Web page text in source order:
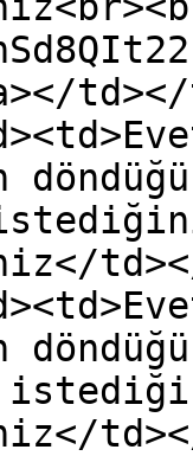
td></
td></